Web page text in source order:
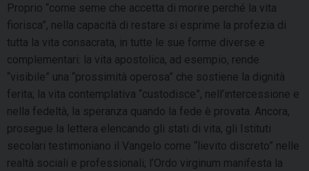
Proprio “come seme che accetta di morire perché la vita
fiorisca”, nella capacità di restare si esprime la profezia di
tutta la vita consacrata, in tutte le sue forme diverse e
complementari: la vita apostolica, ad esempio, rende
“visibile” una “prossimità operosa” che sostiene la dignità
ferita; la vita contemplativa “custodisce”, nell’intercessione e
nella fedeltà, la speranza quando la fede è provata. Ancora,
prosegue la lettera elencando gli stati di vita, gli Istituti
secolari testimoniano il Vangelo come “lievito discreto” nelle
realtà sociali e professionali; l’Ordo virginum manifesta la